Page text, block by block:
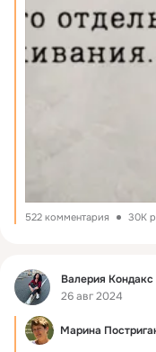
522 комментария 30K
Фид Валерия Кондакс
26 авг 2024
Марина